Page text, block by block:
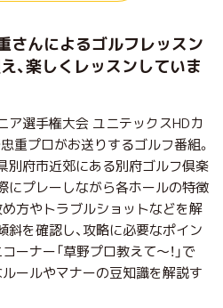
さんによるゴルフレッスン
、楽しくレッスンしていま
ア選手権大会 ユニテックスHDカ
重プロがお送りするゴルフ番組。
別府市近郊にある別府ゴルフ倶楽
にプレーしながら各ホールの特徴
方やトラブルショットなどを解
斜を確認し、攻略に必要なポイン
ーナー「草野プロ教えて～！」で
ールやマナーの豆知識を解説す